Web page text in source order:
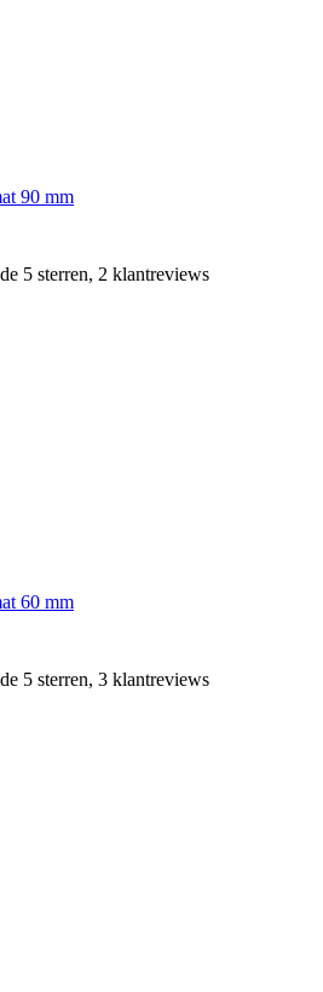
90 mm
5 sterren, 2 klantreviews
60 mm
5 sterren, 3 klantreviews